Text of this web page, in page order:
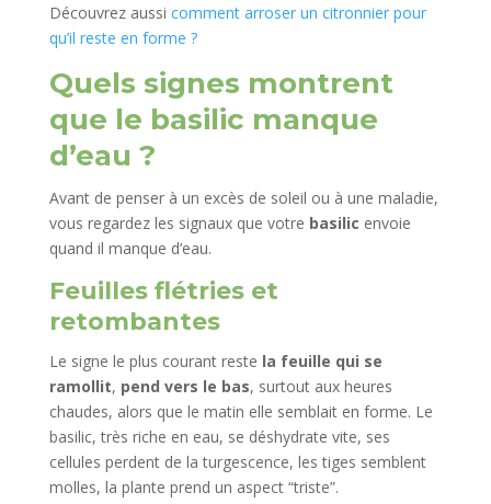
Découvrez aussi comment arroser un citronnier pour
qu’il reste en forme ?
Quels signes montrent
que le basilic manque
d’eau ?
Avant de penser à un excès de soleil ou à une maladie,
vous regardez les signaux que votre basilic envoie
quand il manque d’eau.
Feuilles flétries et
retombantes
Le signe le plus courant reste la feuille qui se
ramollit, pend vers le bas, surtout aux heures
chaudes, alors que le matin elle semblait en forme. Le
basilic, très riche en eau, se déshydrate vite, ses
cellules perdent de la turgescence, les tiges semblent
molles, la plante prend un aspect “triste”.